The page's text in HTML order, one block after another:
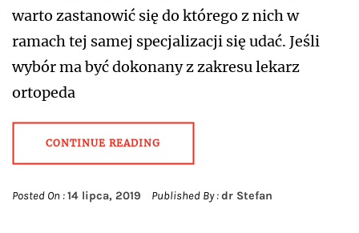
warto zastanowić się do którego z nich w
ramach tej samej specjalizacji się udać. Jeśli
wybór ma być dokonany z zakresu lekarz
ortopeda
CONTINUE READING
Posted On :14 lipca, 2019 Published By :dr Stefan